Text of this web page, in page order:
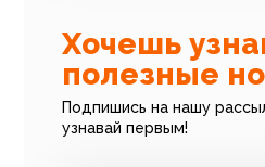
Хочешь
полезные
Подпишись на нашу
узнавай первым!